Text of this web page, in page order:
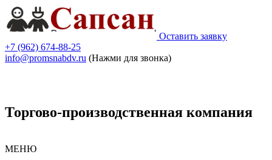
Оставить заявку
+7 (962) 674-88-25
info@promsnabdv.ru (Нажми для звонка)
Торгово-производственная компания
МЕНЮ